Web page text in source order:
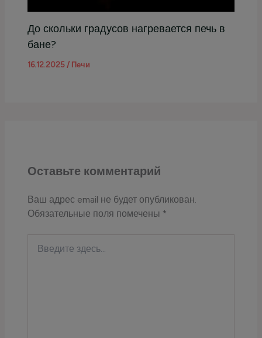
До скольки градусов нагревается печь в
бане?
16.12.2025 / Печи
Оставьте комментарий
Ваш адрес email не будет опубликован.
Обязательные поля помечены *
здесь...